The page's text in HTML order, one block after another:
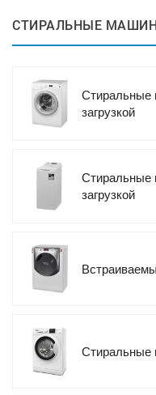
СТИРАЛЬНЫЕ
Стиральные
загрузкой
Стиральные
загрузкой
Стиральные